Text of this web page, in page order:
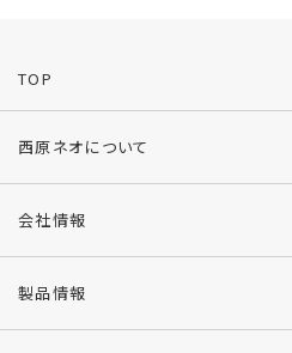
TOP
西原ネオについて
会社情報
製品情報